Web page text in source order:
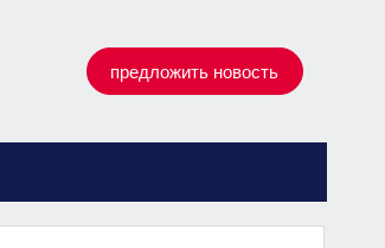
предложить новость